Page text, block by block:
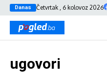
Danas Četvrtak , 6 kolovoz 2026
ugovori